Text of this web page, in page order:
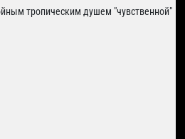
тропическим душем "чувственной"